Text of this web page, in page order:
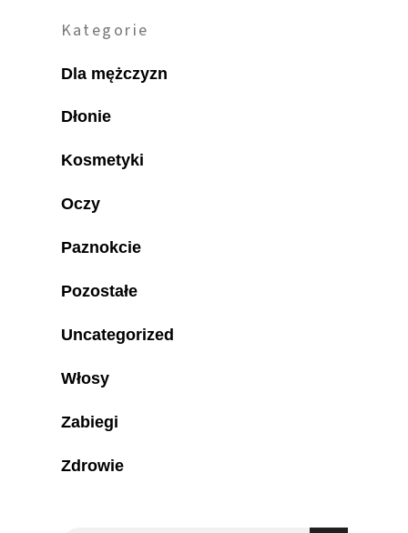
Kategorie
Dla mężczyzn
Dłonie
Kosmetyki
Oczy
Paznokcie
Pozostałe
Uncategorized
Włosy
Zabiegi
Zdrowie